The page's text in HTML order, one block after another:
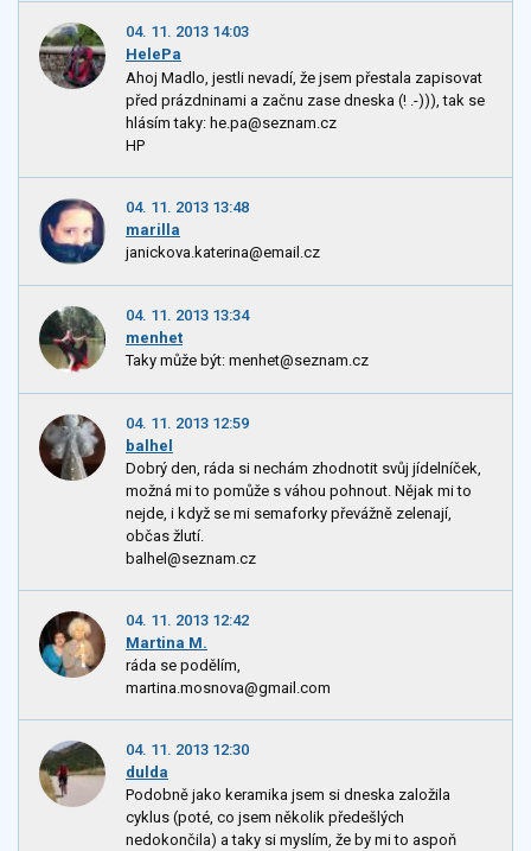
04. 11. 2013 14:03
HelePa
Ahoj Madlo, jestli nevadí, že jsem přestala zapisovat
před prázdninami a začnu zase dneska (! .-))), tak se
hlásím taky: he.pa@seznam.cz
HP
04. 11. 2013 13:48
marilla
janickova.katerina@email.cz
04. 11. 2013 13:34
menhet
Taky může být: menhet@seznam.cz
04. 11. 2013 12:59
balhel
Dobrý den, ráda si nechám zhodnotit svůj jídelníček,
možná mi to pomůže s váhou pohnout. Nějak mi to
nejde, i když se mi semaforky převážně zelenají,
občas žlutí.
balhel@seznam.cz
04. 11. 2013 12:42
Martina M.
ráda se podělím,
martina.mosnova@gmail.com
04. 11. 2013 12:30
dulda
Podobně jako keramika jsem si dneska založila
cyklus (poté, co jsem několik předešlých
nedokončila) a taky si myslím, že by mi to aspoň